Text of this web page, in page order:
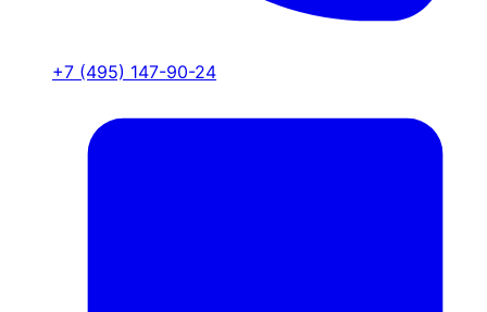
+7 (495) 147-90-24